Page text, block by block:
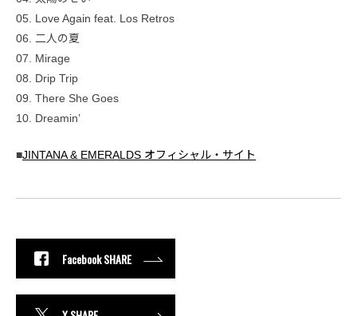
05. Love Again feat. Los Retros
06. 二人の夏
07. Mirage
08. Drip Trip
09. There She Goes
10. Dreamin’
■JINTANA & EMERALDS オフィシャル・サイト
Facebook SHARE